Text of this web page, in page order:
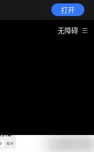
打开
无障碍